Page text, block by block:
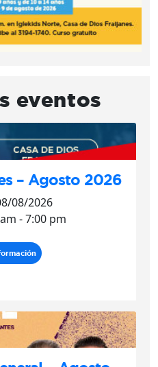
eventos
– Agosto 2026
08/2026
- 7:00 pm